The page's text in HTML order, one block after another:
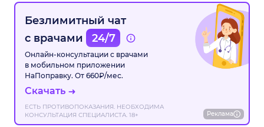
Безлимитный чат
с врачами
24/7
Онлайн-консультации с врачами
в мобильном приложении
НаПоправку. От 660₽/мес.
Скачать
ЕСТЬ ПРОТИВОПОКАЗАНИЯ. НЕОБХОДИМА
КОНСУЛЬТАЦИЯ СПЕЦИАЛИСТА. 18+
Реклама